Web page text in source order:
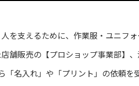
を支えるために、作業服・ユニフ
舗販売の【プロショップ事業部】
「名入れ」や「プリント」の依頼を